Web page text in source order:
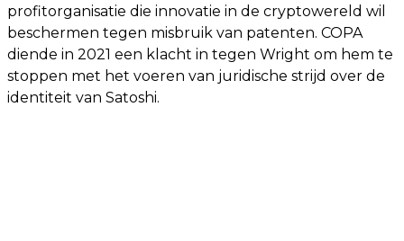
profitorganisatie die innovatie in de cryptowereld wil
beschermen tegen misbruik van patenten. COPA
diende in 2021 een klacht in tegen Wright om hem te
stoppen met het voeren van juridische strijd over de
identiteit van Satoshi.